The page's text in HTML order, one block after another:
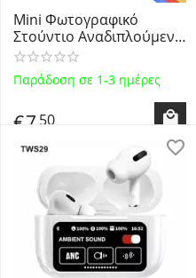
Mini Φωτογραφικό
Στούντιο Αναδιπλούμενο
με πάνελ φωτισμού LED
& 6 έγχρωμα υπόβαθρα
PFL24P6 - Mini Photo
Παράδοση σε 1-3 ημέρες
€7 50